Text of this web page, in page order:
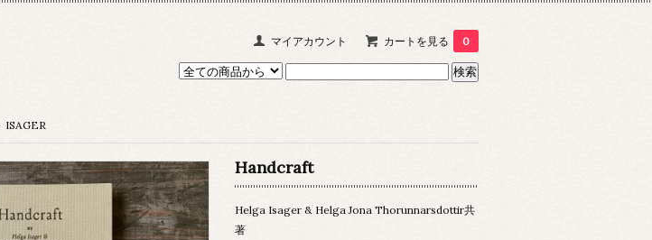
マイアカウント カートを見る 0
ISAGER
Handcraft
Helga Isager & Helga Jona Thorunnarsdottir共
著